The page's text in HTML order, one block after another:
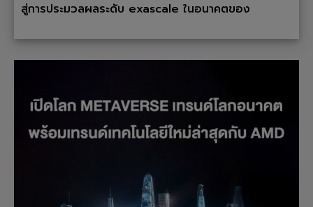
สู่การประมวลผลระดับ exascale ในอนาคตของ